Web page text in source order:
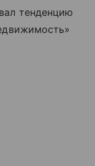
тенденцию